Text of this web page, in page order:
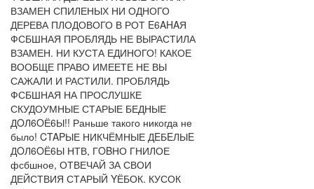
ВЗАМЕН СПИЛЕНЫХ НИ ОДНОГО
ДЕРЕВА ПЛОДОВОГО В РОТ E6AHAЯ
ФСБШНАЯ ПРОБЛЯДЬ НЕ ВЫРАСТИЛА
ВЗАМЕН. НИ КУСТА ЕДИНОГО! КАКОЕ
ВООБЩЕ ПРАВО ИМЕЕТЕ НЕ ВЫ
САЖАЛИ И РАСТИЛИ. ПРОБЛЯДЬ
ФСБШНАЯ НА ПРОСЛУШКЕ
СКУДОУМНЫЕ СТАРЫЕ БЕДНЫЕ
ДOЛ6OЁ6Ы!! Раньше такого никогда не
было! CTAPЫЕ НИКЧЁМНЫЕ ДEБEЛЫE
ДOЛ6OЁ6Ы НТВ, ГOBНО ГНИЛОЕ
фсбшное, ОТВЕЧАЙ ЗА СВОИ
ДЕЙСТВИЯ СТАРЫЙ YЁБОК. КУСОК